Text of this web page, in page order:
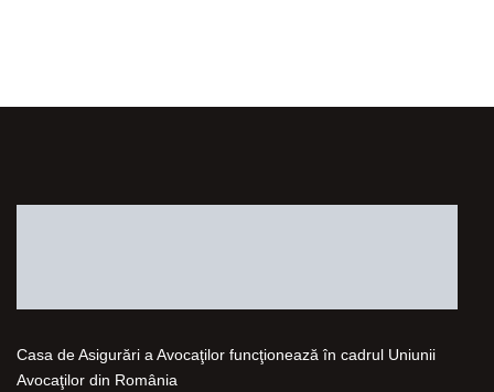
Casa de Asigurări a Avocaţilor funcţionează în cadrul Uniunii
Avocaţilor din România